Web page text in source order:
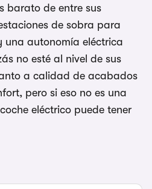
barato de entre sus
de sobra para
una autonomía eléctrica
no esté al nivel de sus
a calidad de acabados
pero si eso no es una
eléctrico puede tener